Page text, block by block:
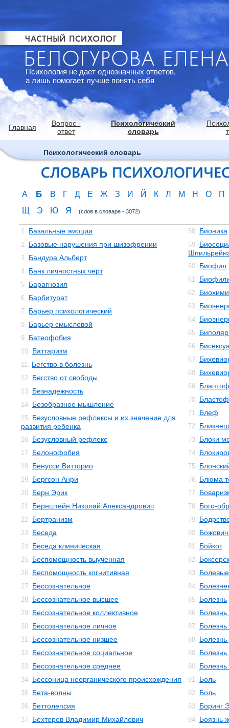
Психология не дает однозначных ответов,
а лишь помогает лучше понять себя
Главная
Вопрос -
ответ
Психологический
словарь
Психологический словарь
А Б В Г Д Е Ж З И Й К Л М Н О
П
Щ
Э Ю Я (слов в словаре - 3072)
1. Базальные эмоции
2. Базовые нарушения при шизофрении
3. Бандура Альберт
4. Банк личностных черт
5. Барагнозия
6. Барбитурат
7. Барьер психологический
8. Барьер смысловой
9. Батеофобия
10. Баттаризм
11. Бегство в болезнь
12. Бегство от свободы
13. Безнадежность
14. Безобразное мышление
15. Безусловные рефлексы и их значение для
развития ребенка
16. Безусловный рефлекс
17. Белонофобия
18. Бенусси Витторио
19. Бергсон Анри
20. Берн Эрик
21. Бернштейн Николай Александрович
22. Бертранизм
23. Беседа
24. Беседа клиническая
25. Беспомощность выученная
26. Беспомощность когнитивная
27. Бессознательное
28. Бессознательное высшее
29. Бессознательное коллективное
30. Бессознательное личное
31. Бессознательное низшее
32. Бессознательное социальное
33. Бессознательное среднее
34. Бессоница неорганического происхождения
35. Бета-волны
36. Беттолепсия
37. Бехтерев Владимир Михайлович
58. Бионика
59.
60. Биофил
61.
62.
63.
64.
65.
66.
67.
68.
69.
70.
71. Блеф
72.
73. Блоки
74.
75.
76. Блюма
77.
78. Бого-
79.
80.
81. Бойкот
82.
83.
84.
85. Болезнь
86.
87.
88.
89.
90.
91. Боль
92. Боль
93. Боринг
94. Боязнь